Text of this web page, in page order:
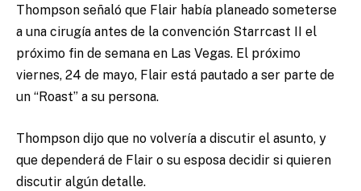
Thompson señaló que Flair había planeado someterse
a una cirugía antes de la convención Starrcast II el
próximo fin de semana en Las Vegas. El próximo
viernes, 24 de mayo, Flair está pautado a ser parte de
un “Roast” a su persona.
Thompson dijo que no volvería a discutir el asunto, y
que dependerá de Flair o su esposa decidir si quieren
discutir algún detalle.